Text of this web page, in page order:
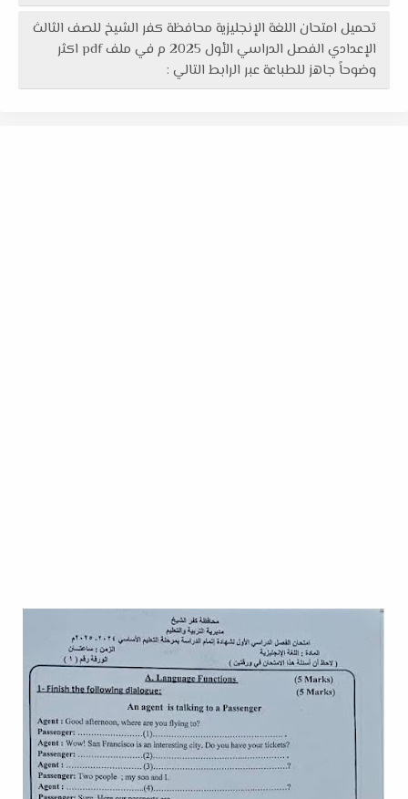
تحميل امتحان اللغة الإنجليزية محافظة كفر الشيخ للصف الثالث
الإعدادي الفصل الدراسي الأول 2025 م في ملف pdf اكثر
وضوحاً جاهز للطباعة عبر الرابط التالي :